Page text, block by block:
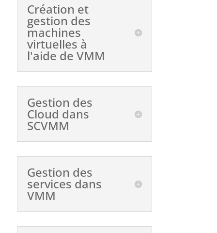
Création et
gestion des
machines
virtuelles à
l'aide de VMM
Gestion des
Cloud dans
SCVMM
Gestion des
services dans
VMM